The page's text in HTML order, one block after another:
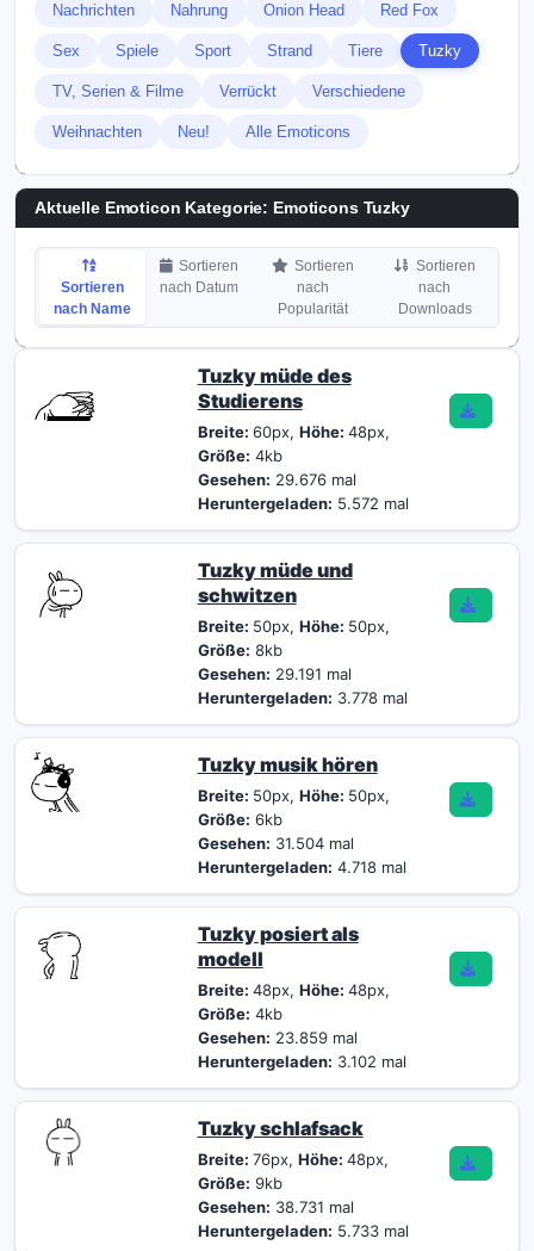
Nachrichten Nahrung Onion Head Red Fox
Sex Spiele Sport Strand Tiere Tuzky
TV, Serien & Filme Verrückt Verschiedene
Weihnachten Neu! Alle Emoticons
Aktuelle Emoticon Kategorie: Emoticons Tuzky
Sortieren
nach Name
Sortieren
nach Datum
Sortieren
nach
Popularität
Sortieren
nach
Downloads
Tuzky müde des
Studierens
Breite: 60px, Höhe: 48px,
Größe: 4kb
Gesehen: 29.676 mal
Heruntergeladen: 5.572 mal
Tuzky müde und
schwitzen
Breite: 50px, Höhe: 50px,
Größe: 8kb
Gesehen: 29.191 mal
Heruntergeladen: 3.778 mal
Tuzky musik hören
Breite: 50px, Höhe: 50px,
Größe: 6kb
Gesehen: 31.504 mal
Heruntergeladen: 4.718 mal
Tuzky posiert als
modell
Breite: 48px, Höhe: 48px,
Größe: 4kb
Gesehen: 23.859 mal
Heruntergeladen: 3.102 mal
Tuzky schlafsack
Breite: 76px, Höhe: 48px,
Größe: 9kb
Gesehen: 38.731 mal
Heruntergeladen: 5.733 mal